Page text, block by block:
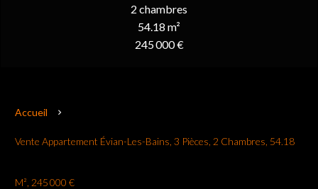
2 chambres
54.18 m²
245 000 €
Accueil
Vente Appartement Évian-Les-Bains, 3 Pièces, 2 Chambres, 54.18
M², 245 000 €